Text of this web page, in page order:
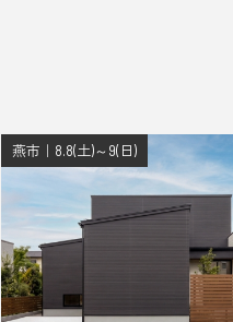
燕市｜8.8(土)～9(日)